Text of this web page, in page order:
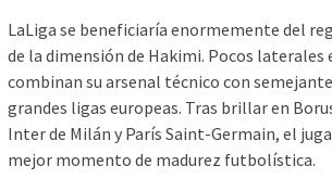
LaLiga se beneficiaría enormemente del
de la dimensión de Hakimi. Pocos
combinan su arsenal técnico con
grandes ligas europeas. Tras brillar en
Inter de Milán y París Saint-Germain, el
mejor momento de madurez futbolística.